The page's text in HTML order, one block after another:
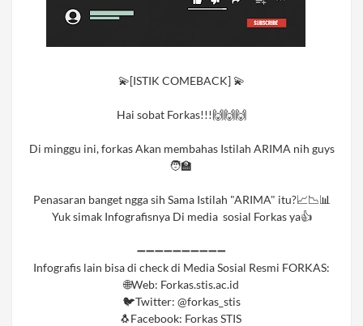
💫[ISTIK COMEBACK] 💫⁣⁣⁣
Hai sobat Forkas!!!🙌🙌🙌⁣⁣⁣
Di minggu ini, forkas Akan membahas Istilah ARIMA nih guys
🧑‍🏫
Penasaran banget ngga sih Sama Istilah "ARIMA" itu?📈📉📊
Yuk simak Infografisnya Di media sosial Forkas ya👍
➖➖➖➖➖➖➖➖➖➖⁣⁣⁣
Infografis lain bisa di check di Media Sosial Resmi FORKAS:⁣⁣⁣
🌐Web: Forkas.stis.ac.id⁣⁣⁣
🐦Twitter: @forkas_stis⁣⁣⁣
🐧Facebook: Forkas STIS ⁣⁣⁣